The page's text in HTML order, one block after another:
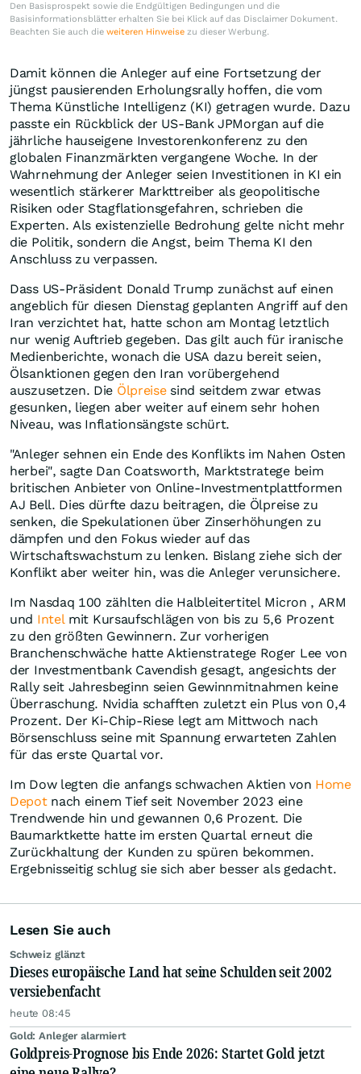
Den Basisprospekt sowie die Endgültigen Bedingungen und die
Basisinformationsblätter erhalten Sie bei Klick auf das Disclaimer Dokument.
Beachten Sie auch die weiteren Hinweise zu dieser Werbung.
Damit können die Anleger auf eine Fortsetzung der
jüngst pausierenden Erholungsrally hoffen, die vom
Thema Künstliche Intelligenz (KI) getragen wurde. Dazu
passte ein Rückblick der US-Bank JPMorgan auf die
jährliche hauseigene Investorenkonferenz zu den
globalen Finanzmärkten vergangene Woche. In der
Wahrnehmung der Anleger seien Investitionen in KI ein
wesentlich stärkerer Markttreiber als geopolitische
Risiken oder Stagflationsgefahren, schrieben die
Experten. Als existenzielle Bedrohung gelte nicht mehr
die Politik, sondern die Angst, beim Thema KI den
Anschluss zu verpassen.
Dass US-Präsident Donald Trump zunächst auf einen
angeblich für diesen Dienstag geplanten Angriff auf den
Iran verzichtet hat, hatte schon am Montag letztlich
nur wenig Auftrieb gegeben. Das gilt auch für iranische
Medienberichte, wonach die USA dazu bereit seien,
Ölsanktionen gegen den Iran vorübergehend
auszusetzen. Die Ölpreisesind seitdem zwar etwas
gesunken, liegen aber weiter auf einem sehr hohen
Niveau, was Inflationsängste schürt.
"Anleger sehnen ein Ende des Konflikts im Nahen Osten
herbei", sagte Dan Coatsworth, Marktstratege beim
britischen Anbieter von Online-Investmentplattformen
AJ Bell. Dies dürfte dazu beitragen, die Ölpreise zu
senken, die Spekulationen über Zinserhöhungen zu
dämpfen und den Fokus wieder auf das
Wirtschaftswachstum zu lenken. Bislang ziehe sich der
Konflikt aber weiter hin, was die Anleger verunsichere.
Im Nasdaq 100 zählten die Halbleitertitel Micron , ARM
und Intelmit Kursaufschlägen von bis zu 5,6 Prozent
zu den größten Gewinnern. Zur vorherigen
Branchenschwäche hatte Aktienstratege Roger Lee von
der Investmentbank Cavendish gesagt, angesichts der
Rally seit Jahresbeginn seien Gewinnmitnahmen keine
Überraschung. Nvidia schafften zuletzt ein Plus von 0,4
Prozent. Der Ki-Chip-Riese legt am Mittwoch nach
Börsenschluss seine mit Spannung erwarteten Zahlen
für das erste Quartal vor.
Im Dow legten die anfangs schwachen Aktien von Home
Depotnach einem Tief seit November 2023 eine
Trendwende hin und gewannen 0,6 Prozent. Die
Baumarktkette hatte im ersten Quartal erneut die
Zurückhaltung der Kunden zu spüren bekommen.
Ergebnisseitig schlug sie sich aber besser als gedacht.
Lesen Sie auch
Schweiz glänzt
Dieses europäische Land hat seine Schulden seit 2002
versiebenfacht
heute 08:45
Gold: Anleger alarmiert
Goldpreis-Prognose bis Ende 2026: Startet Gold jetzt